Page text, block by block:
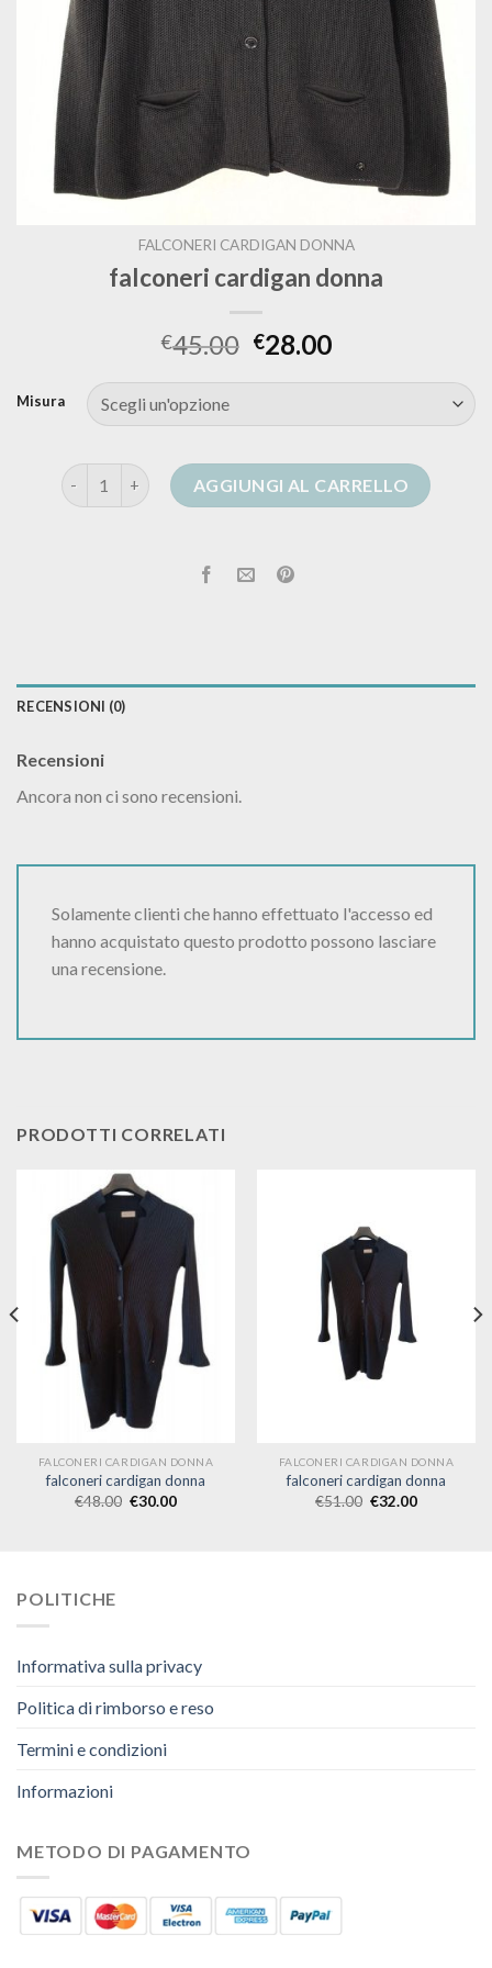
FALCONERI CARDIGAN DONNA
falconeri cardigan donna
€45.00 €28.00
Misura
falconeri cardigan donna quantità
AGGIUNGI AL CARRELLO
RECENSIONI (0)
Recensioni
Ancora non ci sono recensioni.
Solamente clienti che hanno effettuato l'accesso ed
hanno acquistato questo prodotto possono lasciare
una recensione.
PRODOTTI CORRELATI
FALCONERI CARDIGAN DONNA
falconeri cardigan donna
€48.00 €30.00
FALCONERI CARDIGAN DONNA
falconeri cardigan donna
€51.00 €32.00
POLITICHE
Informativa sulla privacy
Politica di rimborso e reso
Termini e condizioni
Informazioni
METODO DI PAGAMENTO